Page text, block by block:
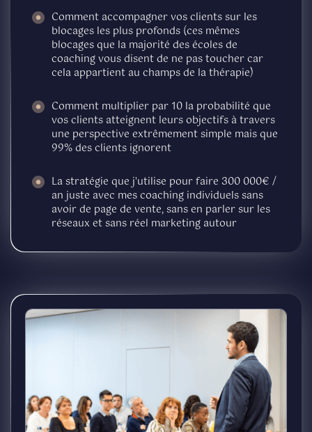
Comment accompagner vos clients sur les
blocages les plus profonds (ces mêmes
blocages que la majorité des écoles de
coaching vous disent de ne pas toucher car
cela appartient au champs de la thérapie)
Comment multiplier par 10 la probabilité que
vos clients atteignent leurs objectifs à travers
une perspective extrêmement simple mais que
99% des clients ignorent
La stratégie que j'utilise pour faire 300 000€ /
an juste avec mes coaching individuels sans
avoir de page de vente, sans en parler sur les
réseaux et sans réel marketing autour